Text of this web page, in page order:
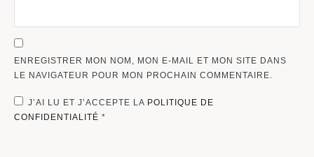
ENREGISTRER MON NOM, MON E-MAIL ET MON SITE DANS
LE NAVIGATEUR POUR MON PROCHAIN COMMENTAIRE.
J’AI LU ET J’ACCEPTE LA POLITIQUE DE
CONFIDENTIALITÉ *